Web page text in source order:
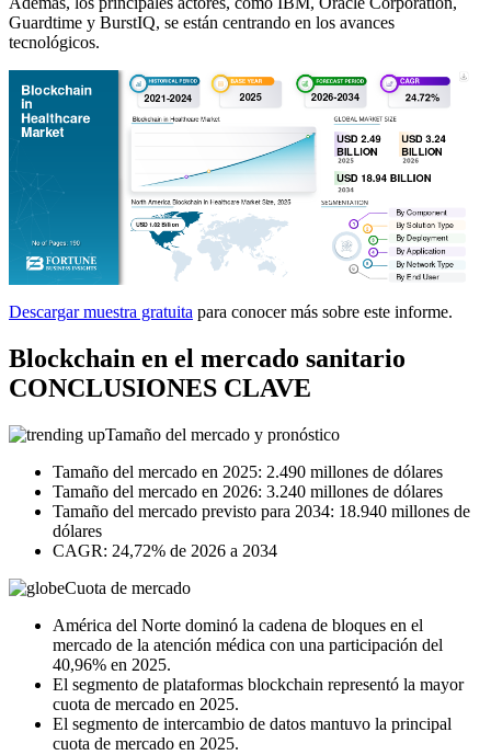
Guardtime y BurstIQ, se están centrando en los avances
tecnológicos.
Descargar muestra gratuita para conocer más sobre este informe.
Blockchain en el mercado sanitario
CONCLUSIONES CLAVE
Tamaño del mercado y pronóstico
Tamaño del mercado en 2025: 2.490 millones de dólares
Tamaño del mercado en 2026: 3.240 millones de dólares
Tamaño del mercado previsto para 2034: 18.940 millones de
dólares
CAGR: 24,72% de 2026 a 2034
Cuota de mercado
América del Norte dominó la cadena de bloques en el
mercado de la atención médica con una participación del
40,96% en 2025.
El segmento de plataformas blockchain representó la mayor
cuota de mercado en 2025.
El segmento de intercambio de datos mantuvo la principal
cuota de mercado en 2025.